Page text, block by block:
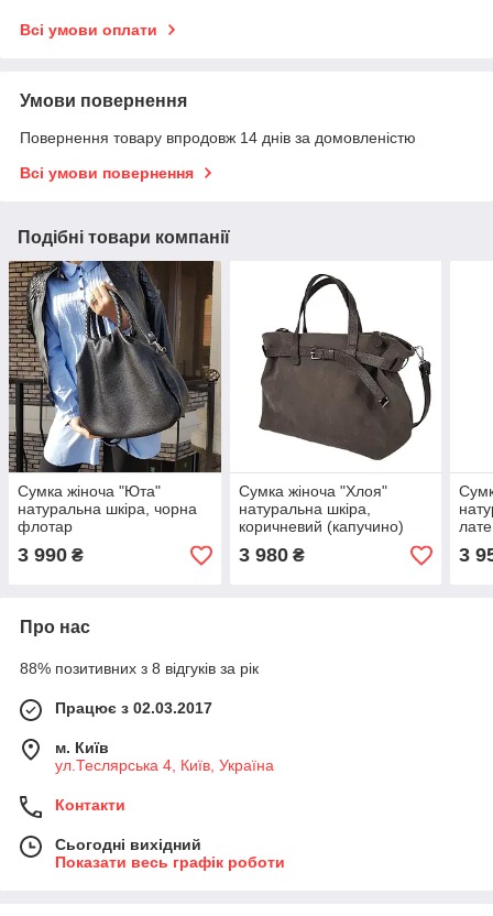
Всі умови оплати
Умови повернення
Повернення товару впродовж 14 днів за домовленістю
Всі умови повернення
Подібні товари компанії
Сумка жіноча "Юта"
натуральна шкіра, чорна
флотар
3 990 ₴
Сумка жіноча "Хлоя"
натуральна шкіра,
коричневий (капучино)
флотар/замша
3 980₴ 3
Про нас
88% позитивних з 8 відгуків за рік
Працює з 02.03.2017
м. Київ
ул.Теслярська 4, Київ, Україна
Контакти
Сьогодні вихідний
Показати весь графік роботи